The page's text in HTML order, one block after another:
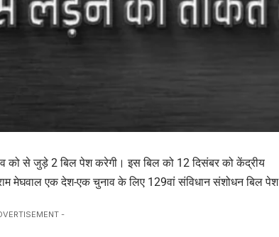
को से जुड़े 2 बिल पेश करेगी। इस बिल को 12 दिसंबर को केंद्रीय
मेघवाल एक देश-एक चुनाव के लिए 129वां संविधान संशोधन बिल पेश
-